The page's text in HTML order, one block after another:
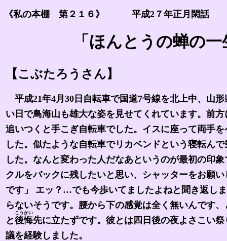
《私の本棚 第２１６》 平成2７年正月閑話
「ほんとうの蝉の
【こぶたろうさん】
平成21年4月30日自転車で国道7号線を北上中、山
い日で鳥海山も雄大な姿を見せてくれています。前
追いつくと手こぎ自転車でした。イスに座って両手
した。似たような自転車でリカベンドという寝転ん
した。なんと変わった人だなあというのが最初の印
クルをバックに残したいと思い、シャッターをお願
です」 エッ？…でも今歩いてましたよねと聞き返し
らないそうです。腰から下の感覚は全く無いんです
と後悔
こうかい
先に立たずです。彼とは四日後の夜よさこい祭
議を経験しました。